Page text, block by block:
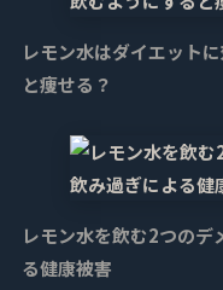
レモン水はダイエット
と痩せる？
レモン水を飲む2つの
る健康被害